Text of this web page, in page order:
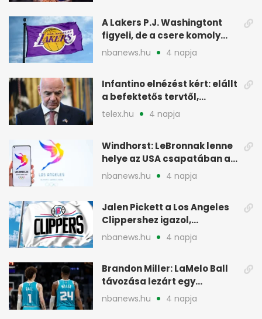
A Lakers P.J. Washingtont
figyeli, de a csere komoly
akadályokba ütközhet
nbanews.hu 4 napja
Infantino elnézést kért: elállt
a befektetős tervtől,
maradhat FIFA-elnök
telex.hu 4 napja
Windhorst: LeBronnak lenne
helye az USA csapatában a
2028-as olimpián
nbanews.hu 4 napja
Jalen Pickett a Los Angeles
Clippershez igazol,
kétirányú szerződéssel
nbanews.hu 4 napja
Brandon Miller: LaMelo Ball
távozása lezárt egy
korszakot a Hornetsnél
nbanews.hu 4 napja